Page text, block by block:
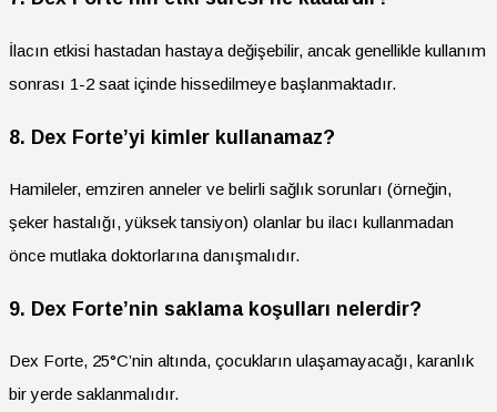
İlacın etkisi hastadan hastaya değişebilir, ancak genellikle kullanım
sonrası 1-2 saat içinde hissedilmeye başlanmaktadır.
8. Dex Forte’yi kimler kullanamaz?
Hamileler, emziren anneler ve belirli sağlık sorunları (örneğin,
şeker hastalığı, yüksek tansiyon) olanlar bu ilacı kullanmadan
önce mutlaka doktorlarına danışmalıdır.
9. Dex Forte’nin saklama koşulları nelerdir?
Dex Forte, 25°C’nin altında, çocukların ulaşamayacağı, karanlık
bir yerde saklanmalıdır.